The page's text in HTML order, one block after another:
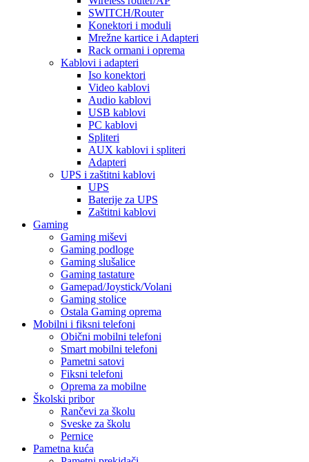
SWITCH/Router
Konektori i moduli
Mrežne kartice i Adapteri
Rack ormani i oprema
Kablovi i adapteri
Iso konektori
Video kablovi
Audio kablovi
USB kablovi
PC kablovi
Spliteri
AUX kablovi i spliteri
Adapteri
UPS i zaštitni kablovi
UPS
Baterije za UPS
Zaštitni kablovi
Gaming
Gaming miševi
Gaming podloge
Gaming slušalice
Gaming tastature
Gamepad/Joystick/Volani
Gaming stolice
Ostala Gaming oprema
Mobilni i fiksni telefoni
Obični mobilni telefoni
Smart mobilni telefoni
Pametni satovi
Fiksni telefoni
Oprema za mobilne
Školski pribor
Rančevi za školu
Sveske za školu
Pernice
Pametna kuća